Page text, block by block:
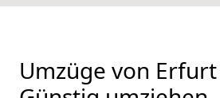
Umzüge von